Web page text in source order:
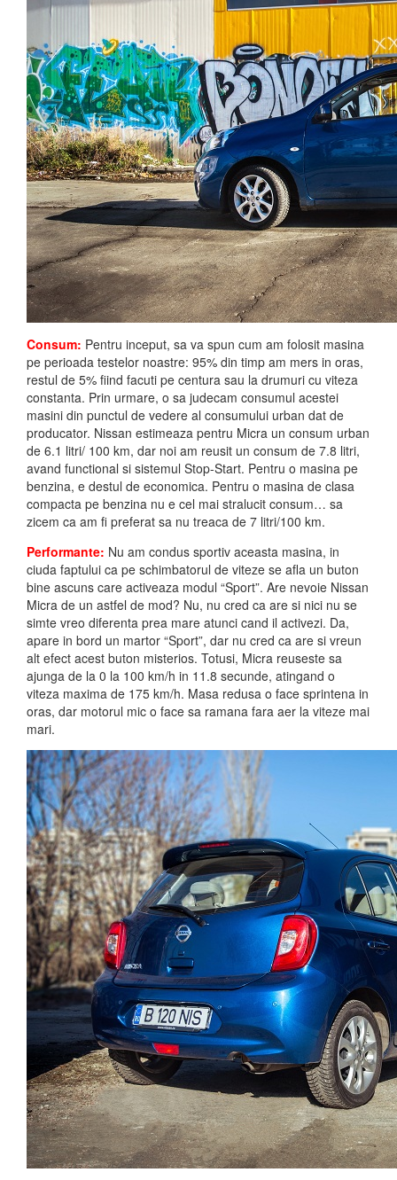
Consum: Pentru inceput, sa va spun cum am folosit masina
pe perioada testelor noastre: 95% din timp am mers in oras,
restul de 5% fiind facuti pe centura sau la drumuri cu viteza
constanta. Prin urmare, o sa judecam consumul acestei
masini din punctul de vedere al consumului urban dat de
producator. Nissan estimeaza pentru Micra un consum urban
de 6.1 litri/ 100 km, dar noi am reusit un consum de 7.8 litri,
avand functional si sistemul Stop-Start. Pentru o masina pe
benzina, e destul de economica. Pentru o masina de clasa
compacta pe benzina nu e cel mai stralucit consum… sa
zicem ca am fi preferat sa nu treaca de 7 litri/100 km.
Performante: Nu am condus sportiv aceasta masina, in
ciuda faptului ca pe schimbatorul de viteze se afla un buton
bine ascuns care activeaza modul “Sport”. Are nevoie Nissan
Micra de un astfel de mod? Nu, nu cred ca are si nici nu se
simte vreo diferenta prea mare atunci cand il activezi. Da,
apare in bord un martor “Sport”, dar nu cred ca are si vreun
alt efect acest buton misterios. Totusi, Micra reuseste sa
ajunga de la 0 la 100 km/h in 11.8 secunde, atingand o
viteza maxima de 175 km/h. Masa redusa o face sprintena in
oras, dar motorul mic o face sa ramana fara aer la viteze mai
mari.